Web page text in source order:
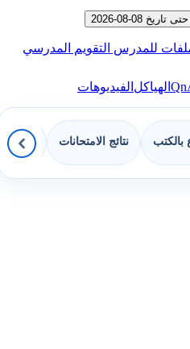
08-08-2026
للمدرس التقويم المدرسي
الهياكلالفيديوهات
بالكتب نتائج الامتحانات